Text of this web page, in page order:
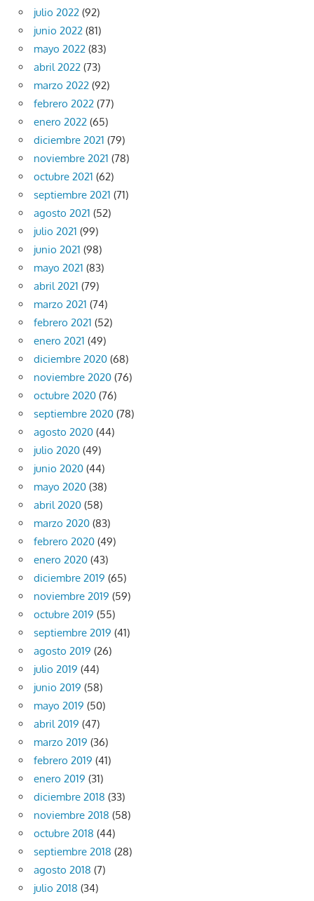
julio 2022 (92)
junio 2022 (81)
mayo 2022 (83)
abril 2022 (73)
marzo 2022 (92)
febrero 2022 (77)
enero 2022 (65)
diciembre 2021 (79)
noviembre 2021 (78)
octubre 2021 (62)
septiembre 2021 (71)
agosto 2021 (52)
julio 2021 (99)
junio 2021 (98)
mayo 2021 (83)
abril 2021 (79)
marzo 2021 (74)
febrero 2021 (52)
enero 2021 (49)
diciembre 2020 (68)
noviembre 2020 (76)
octubre 2020 (76)
septiembre 2020 (78)
agosto 2020 (44)
julio 2020 (49)
junio 2020 (44)
mayo 2020 (38)
abril 2020 (58)
marzo 2020 (83)
febrero 2020 (49)
enero 2020 (43)
diciembre 2019 (65)
noviembre 2019 (59)
octubre 2019 (55)
septiembre 2019 (41)
agosto 2019 (26)
julio 2019 (44)
junio 2019 (58)
mayo 2019 (50)
abril 2019 (47)
marzo 2019 (36)
febrero 2019 (41)
enero 2019 (31)
diciembre 2018 (33)
noviembre 2018 (58)
octubre 2018 (44)
septiembre 2018 (28)
agosto 2018 (7)
julio 2018 (34)